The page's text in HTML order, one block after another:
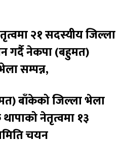
२१ सदस्यीय जिल्ला
गर्दै नेकपा (बहुमत)
सम्पन्न,
बाँकेको जिल्ला भेला
थापाको नेतृत्वमा १३
चयन